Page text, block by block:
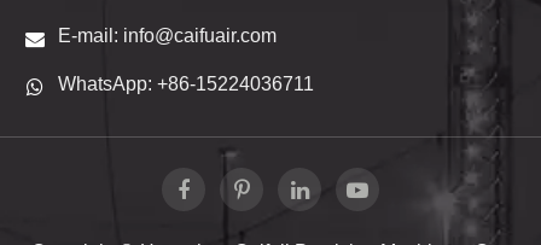
E-mail: info@caifuair.com
WhatsApp: +86-15224036711